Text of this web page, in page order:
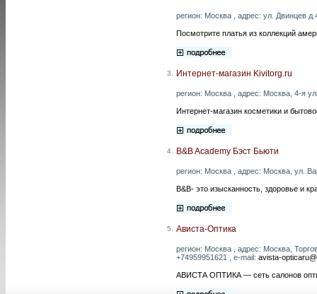
регион: Москва , адрес: ул. Двинцев
Посмотрите платья из коллекций
3. Интернет-магазин Kivitorg.ru
регион: Москва , адрес: Москва, 4-я
Интернет-магазин косметики и
4. B&B Academy Бэст Бьюти
регион: Москва , адрес: Москва, ул.
B&B- это изысканность, здоровье и
5. Aвиcтa-Оптика
регион: Москва , адрес: Москва,
+74959951621 , e-mail: avista-
АВИСТА ОПТИКА — сеть салонов